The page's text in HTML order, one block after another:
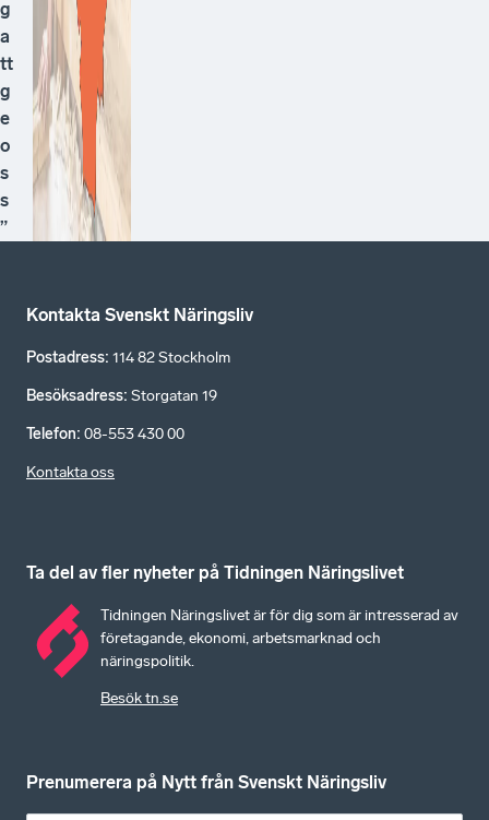
g
a
tt
g
e
o
s
s
”
Kontakta Svenskt Näringsliv
Postadress: 114 82 Stockholm
Besöksadress: Storgatan 19
Telefon: 08-553 430 00
Kontakta oss
Ta del av fler nyheter på Tidningen Näringslivet
Tidningen Näringslivet är för dig som är intresserad av
företagande, ekonomi, arbetsmarknad och
näringspolitik.
Besök tn.se
Prenumerera på Nytt från Svenskt Näringsliv